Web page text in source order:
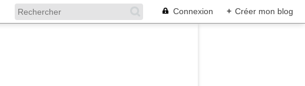
Connexion + Créer mon blog